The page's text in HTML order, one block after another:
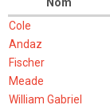
Nom
Cole
Andaz
Fischer
Meade
William Gabriel